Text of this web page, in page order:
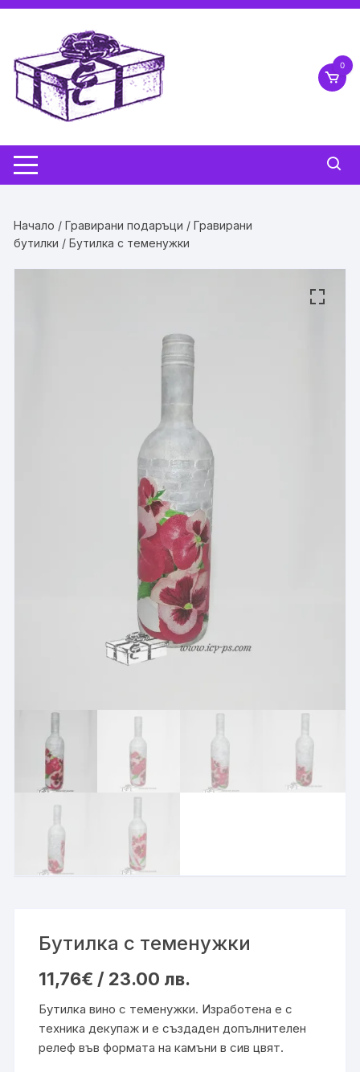
Skip
0
Начало / Гравирани подаръци / Гравирани
бутилки / Бутилка с теменужки
Бутилка с теменужки
11,76€ / 23.00 лв.
Бутилка вино с теменужки. Изработена е с
техника декупаж и е създаден допълнителен
релеф във формата на камъни в сив цвят.